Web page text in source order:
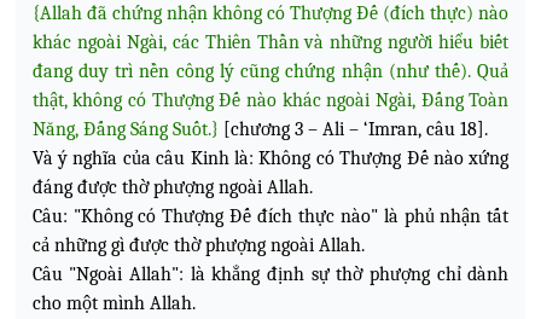
{Allah đã chứng nhận không có Thượng Đế (đích thực) nào
khác ngoài Ngài, các Thiên Thần và những người hiểu biết
đang duy trì nền công lý cũng chứng nhận (như thế). Quả
thật, không có Thượng Đế nào khác ngoài Ngài, Đấng Toàn
Năng, Đấng Sáng Suốt.} [chương 3 – Ali – ‘Imran, câu 18].
Và ý nghĩa của câu Kinh là: Không có Thượng Đế nào xứng
đáng được thờ phượng ngoài Allah.
Câu: "Không có Thượng Đế đích thực nào" là phủ nhận tất
cả những gì được thờ phượng ngoài Allah.
Câu "Ngoài Allah": là khẳng định sự thờ phượng chỉ dành
cho một mình Allah.